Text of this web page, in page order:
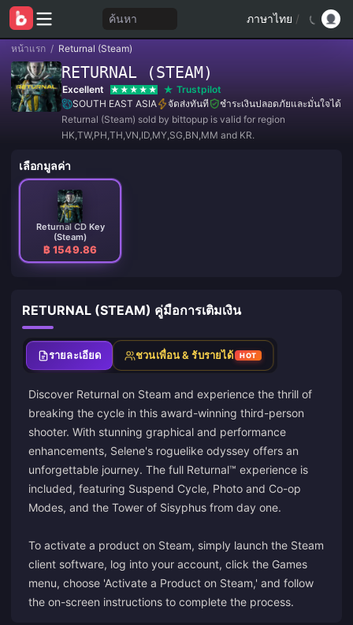
ค้นหา ภาษาไทย /
หน้าแรก / Returnal (Steam)
RETURNAL (STEAM)
Excellent
Trustpilot
SOUTH EAST ASIA
จัดส่งทันที
ชำระเงินปลอดภัยและมั่นใจได้
Returnal (Steam) sold by bittopup is valid for region
HK,TW,PH,TH,VN,ID,MY,SG,BN,MM and KR.
เลือกมูลค่า
Returnal CD Key
(Steam)
฿ 1549.86
RETURNAL (STEAM) คู่มือการเติมเงิน
รายละเอียด ชวนเพื่อน & รับรายได้ HOT
Discover Returnal on Steam and experience the thrill of
breaking the cycle in this award-winning third-person
shooter. With stunning graphical and performance
enhancements, Selene's roguelike odyssey offers an
unforgettable journey. The full Returnal™ experience is
included, featuring Suspend Cycle, Photo and Co-op
Modes, and the Tower of Sisyphus from day one.
To activate a product on Steam, simply launch the Steam
client software, log into your account, click the Games
menu, choose 'Activate a Product on Steam,' and follow
the on-screen instructions to complete the process.